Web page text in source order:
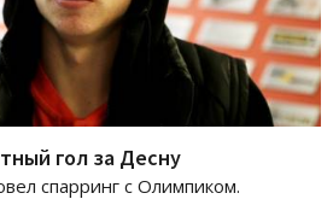
гол за Десну
спарринг с Олимпиком.